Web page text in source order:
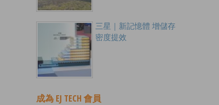
三星｜新記憶體 增儲存
密度提效
成為 EJ TECH 會員